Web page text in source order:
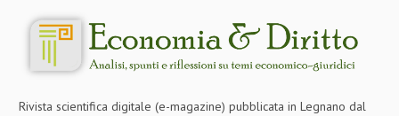
CFC E PARADISI FISCALI
TRANSFER PRICING
PRASSI
Rivista scientifica digitale (e-magazine) pubblicata in Legnano dal